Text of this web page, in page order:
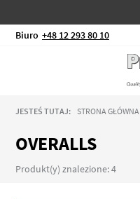
Biuro +48 12 293 80 10
JESTEŚ TUTAJ: STRONA GŁÓWNA
OVERALLS
Produkt(y) znalezione: 4